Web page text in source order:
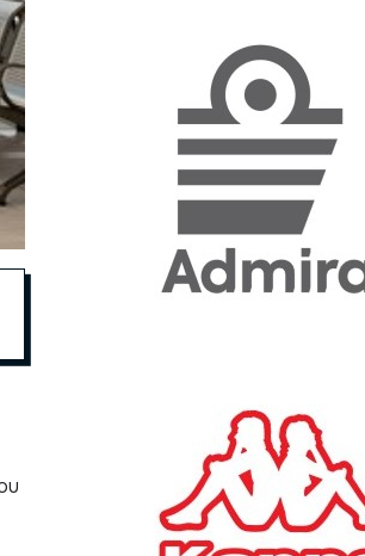
«Η ακρίβεια «γονατίζει»
την κοινωνία - Νέα μεγάλη
έρευνα της Pulse για το
ΟΙΚΟΝΟΜΙΑ 23/07/2026, 12:50
Aktor: Δεν θα γίνουν
δεκτές προσφορές κάτω
Κ. Πιερρακάκης: Νέα
εποχή για το Ολυμπιακό
Κωπηλατοδρόμιο - Η
δημόσια περιουσία είναι